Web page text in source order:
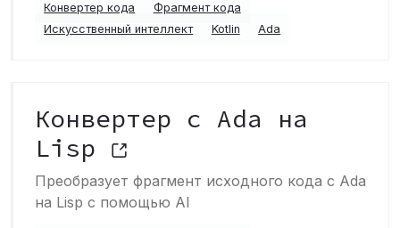
Конвертер кода
Фрагмент кода
Искусственный интеллект
Kotlin Ada
Конвертер с Ada на
Lisp
Преобразует фрагмент исходного кода с Ada
на Lisp с помощью AI